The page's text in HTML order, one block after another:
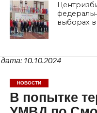
выборах в
дата: 10.10.2024
НОВОСТИ
В попытке